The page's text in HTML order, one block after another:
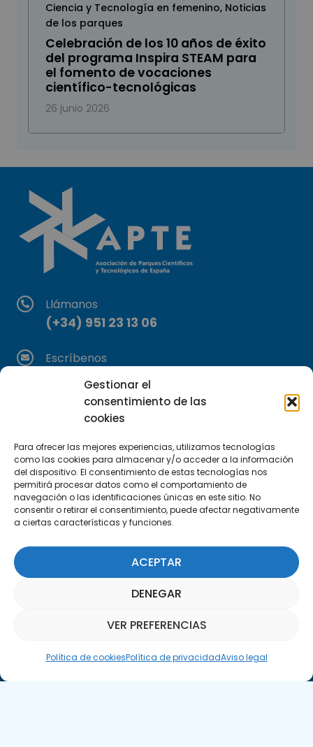
Gestionar el
consentimiento de las
cookies
Para ofrecer las mejores experiencias, utilizamos tecnologías
como las cookies para almacenar y/o acceder a la información
del dispositivo. El consentimiento de estas tecnologías nos
permitirá procesar datos como el comportamiento de
navegación o las identificaciones únicas en este sitio. No
consentir o retirar el consentimiento, puede afectar negativamente
a ciertas características y funciones.
ACEPTAR
DENEGAR
VER PREFERENCIAS
Política de cookiesPolítica de privacidadAviso legal
Ciencia y Tecnología en femenino, Noticias
de los parques
Celebración de los 10 años de éxito
del programa Inspira STEAM para
el fomento de vocaciones
científico-tecnológicas
26 junio 2026
Llámanos
(+34) 951 23 13 06
Escríbenos
info@apte.org
Encuéntranos
29590 Campanillas, Málaga
Suscríbete a nuestra Newsletter
SUSCRÍBETE AQUÍ